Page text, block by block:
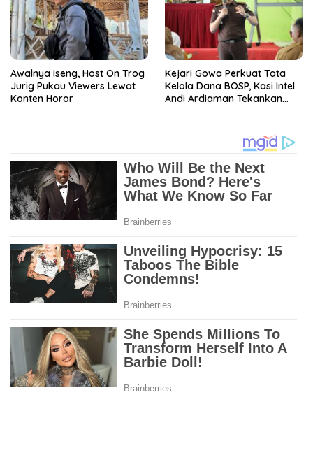
Awalnya Iseng, Host On Trog
Jurig Pukau Viewers Lewat
Konten Horor
Kejari Gowa Perkuat Tata
Kelola Dana BOSP, Kasi Intel
Andi Ardiaman Tekankan